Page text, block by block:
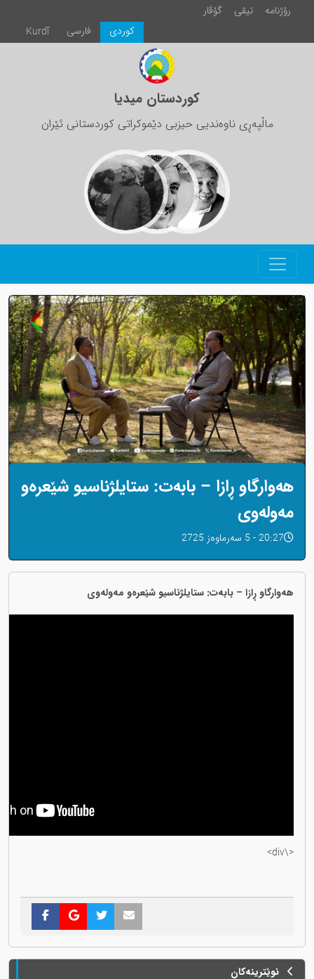
رۆژنامە تیڤی
گۆڤار
Kurdî
فارسی كوردی
کوردستان میدیا
ماڵپەڕی ناوەندیی حیزبی دێموکراتی کوردستانی ئێران
هەوارگاو ڕازا – بابەت: ستایلژناسیو شێعرەو
مەولەوی
20:27 - 5 سەرماوەز 2725
هەوارگاو ڕازا – بابەت: ستایلژناسیو شێعرەو مەولەوی
<\div>
نوێترینەکان